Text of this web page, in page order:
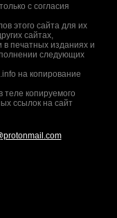
с согласия
этого сайта для их
сайтах,
печатных изданиях и
следующих
на копирование
теле копируемого
ссылок на сайт